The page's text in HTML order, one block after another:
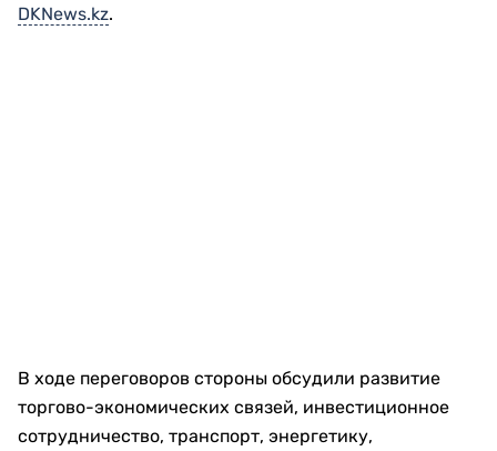
DKNews.kz.
В ходе переговоров стороны обсудили развитие
торгово-экономических связей, инвестиционное
сотрудничество, транспорт, энергетику,